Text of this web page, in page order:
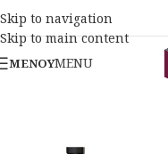
Skip to navigation
Skip to main content
ΜΕΝΟΎMENU